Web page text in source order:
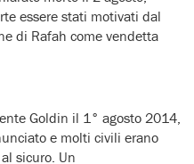
essere stati motivati dal
di Rafah come vendetta
Goldin il 1° agosto 2014,
e molti civili erano
sicuro. Un